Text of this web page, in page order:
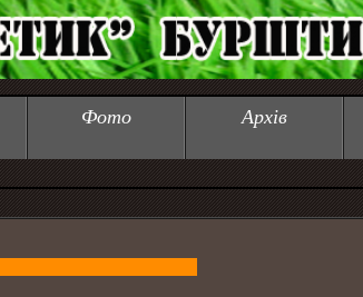
Фото Архів